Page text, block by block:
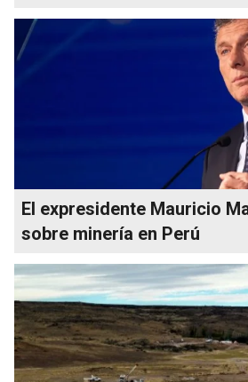
El expresidente Mauricio
sobre minería en Perú